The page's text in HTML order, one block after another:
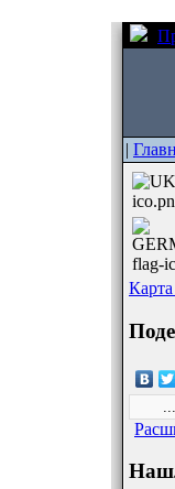
|
Карта